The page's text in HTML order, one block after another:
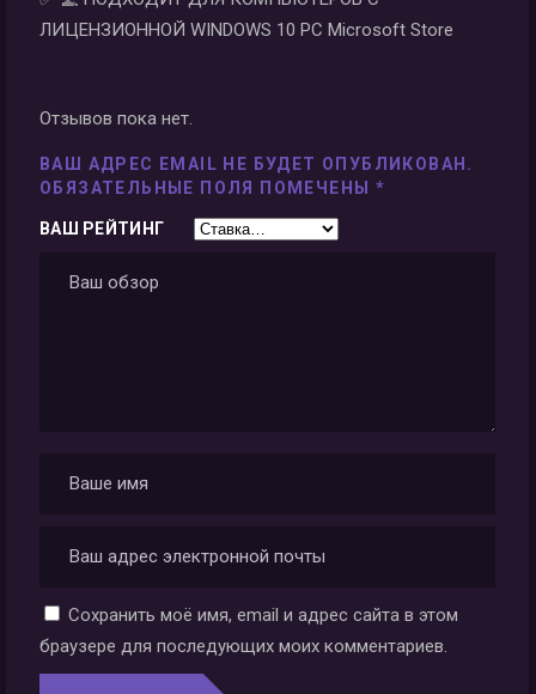
ЛИЦЕНЗИОННОЙ WINDOWS 10 PC Microsoft Store
Отзывов пока нет.
ВАШ АДРЕС EMAIL НЕ БУДЕТ ОПУБЛИКОВАН.
ОБЯЗАТЕЛЬНЫЕ ПОЛЯ ПОМЕЧЕНЫ *
ВАШ РЕЙТИНГ
Сохранить моё имя, email и адрес сайта в этом
браузере для последующих моих комментариев.